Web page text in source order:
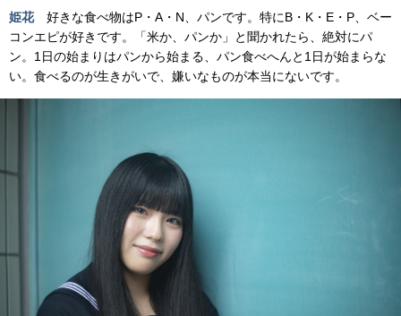
姫花 好きな食べ物はP・A・N、パンです。特にB・K・E・P、ベー
コンエピが好きです。「米か、パンか」と聞かれたら、絶対にパ
ン。1日の始まりはパンから始まる、パン食べへんと1日が始まらな
い。食べるのが生きがいで、嫌いなものが本当にないです。